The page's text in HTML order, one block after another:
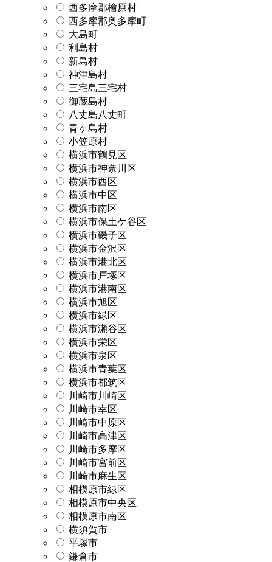
西多摩郡檜原村
西多摩郡奥多摩町
大島町
利島村
新島村
神津島村
三宅島三宅村
御蔵島村
八丈島八丈町
青ヶ島村
小笠原村
横浜市鶴見区
横浜市神奈川区
横浜市西区
横浜市中区
横浜市南区
横浜市保土ケ谷区
横浜市磯子区
横浜市金沢区
横浜市港北区
横浜市戸塚区
横浜市港南区
横浜市旭区
横浜市緑区
横浜市瀬谷区
横浜市栄区
横浜市泉区
横浜市青葉区
横浜市都筑区
川崎市川崎区
川崎市幸区
川崎市中原区
川崎市高津区
川崎市多摩区
川崎市宮前区
川崎市麻生区
相模原市緑区
相模原市中央区
相模原市南区
横須賀市
平塚市
鎌倉市